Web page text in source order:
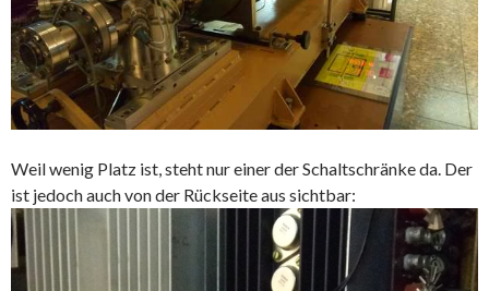
Weil wenig Platz ist, steht nur einer der Schaltschränke da. Der
ist jedoch auch von der Rückseite aus sichtbar: